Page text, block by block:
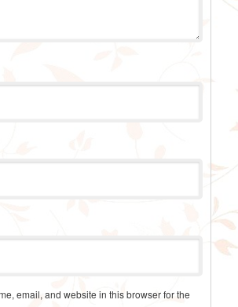
email, and website in this browser for the